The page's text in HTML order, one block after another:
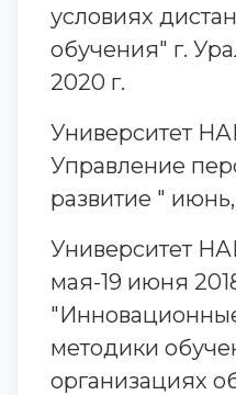
условиях
обучения" г.
2020 г.
Университет
Управление
развитие " июнь,
Университет
мая-19 июня
методики
организациях